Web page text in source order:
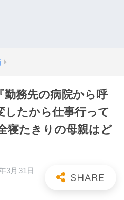
務先の病院から呼
したから仕事行って
寝たきりの母親はど
3月31日